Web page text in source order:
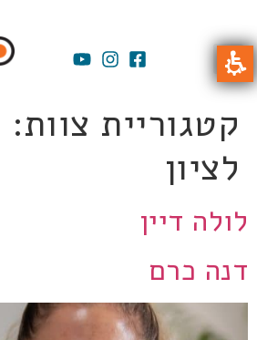
קטגוריית צוות:
לציון
לולה דיין
דנה כרם